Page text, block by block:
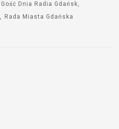
Gość Dnia Radia Gdańsk
Rada Miasta Gdańska